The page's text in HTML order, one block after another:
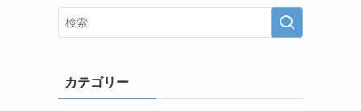
カテゴリー